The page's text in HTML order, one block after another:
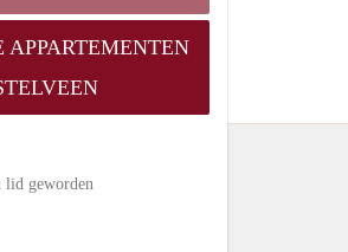
lid geworden